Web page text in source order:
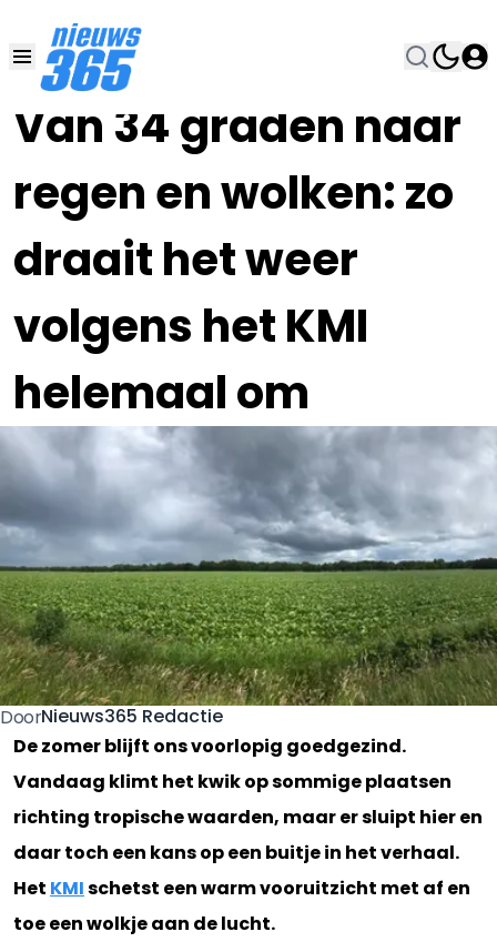
Van 34 graden naar
regen en wolken: zo
draait het weer
volgens het KMI
helemaal om
14 AUG 2025, 8:00
DoorNieuws365 Redactie
De zomer blijft ons voorlopig goedgezind.
Vandaag klimt het kwik op sommige plaatsen
richting tropische waarden, maar er sluipt hier en
daar toch een kans op een buitje in het verhaal.
Het KMIschetst een warm vooruitzicht met af en
toe een wolkje aan de lucht.